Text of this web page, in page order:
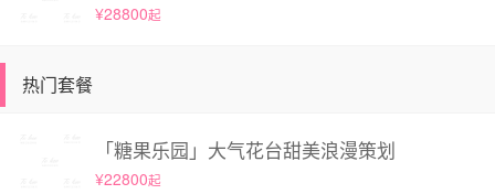
¥28800起
热门套餐
「糖果乐园」大气花台甜美浪漫策划
¥22800起